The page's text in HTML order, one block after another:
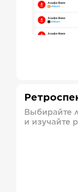
Выбирайте
и изучайте